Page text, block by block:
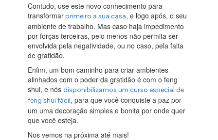
Contudo, use este novo conhecimento para
transformarprimeiro a sua casa, e logo após, o seu
ambiente de trabalho. Mas caso haja impedimento
por forças terceiras, pelo menos não permita ser
envolvida pela negatividade, ou no caso, pela falta
de gratidão.
Enfim, um bom caminho para criar ambientes
alinhados com o poder da gratidão é com o feng
shui, e nósdisponibilizamos um curso especial de
feng shui fácil, para que você conquiste a paz por
um uma decoração simples e bonita por onde quer
que você esteja.
Nos vemos na próxima até mais!